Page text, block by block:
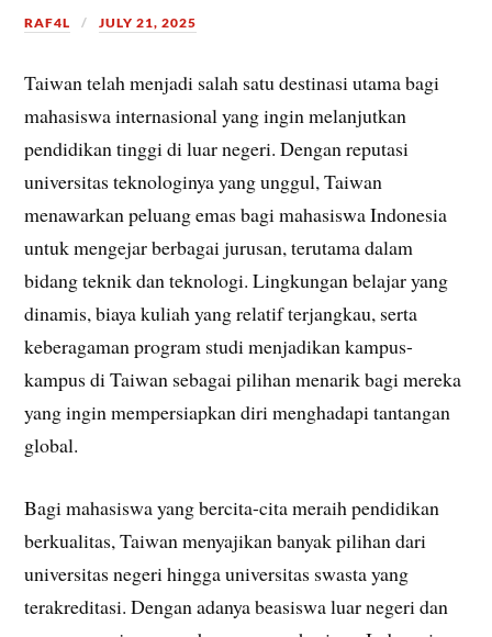
RAF4L JULY 21, 2025
Taiwan telah menjadi salah satu destinasi utama bagi
mahasiswa internasional yang ingin melanjutkan
pendidikan tinggi di luar negeri. Dengan reputasi
universitas teknologinya yang unggul, Taiwan
menawarkan peluang emas bagi mahasiswa Indonesia
untuk mengejar berbagai jurusan, terutama dalam
bidang teknik dan teknologi. Lingkungan belajar yang
dinamis, biaya kuliah yang relatif terjangkau, serta
keberagaman program studi menjadikan kampus-
kampus di Taiwan sebagai pilihan menarik bagi mereka
yang ingin mempersiapkan diri menghadapi tantangan
global.
Bagi mahasiswa yang bercita-cita meraih pendidikan
berkualitas, Taiwan menyajikan banyak pilihan dari
universitas negeri hingga universitas swasta yang
terakreditasi. Dengan adanya beasiswa luar negeri dan